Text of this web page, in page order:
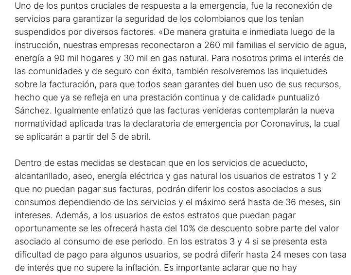
Uno de los puntos cruciales de respuesta a la emergencia, fue la reconexión de
servicios para garantizar la seguridad de los colombianos que los tenían
suspendidos por diversos factores. «De manera gratuita e inmediata luego de la
instrucción, nuestras empresas reconectaron a 260 mil familias el servicio de agua,
energía a 90 mil hogares y 30 mil en gas natural. Para nosotros prima el interés de
las comunidades y de seguro con éxito, también resolveremos las inquietudes
sobre la facturación, para que todos sean garantes del buen uso de sus recursos,
hecho que ya se refleja en una prestación continua y de calidad» puntualizó
Sánchez. Igualmente enfatizó que las facturas venideras contemplarán la nueva
normatividad aplicada tras la declaratoria de emergencia por Coronavirus, la cual
se aplicarán a partir del 5 de abril.
Dentro de estas medidas se destacan que en los servicios de acueducto,
alcantarillado, aseo, energía eléctrica y gas natural los usuarios de estratos 1 y 2
que no puedan pagar sus facturas, podrán diferir los costos asociados a sus
consumos dependiendo de los servicios y el máximo será hasta de 36 meses, sin
intereses. Además, a los usuarios de estos estratos que puedan pagar
oportunamente se les ofrecerá hasta del 10% de descuento sobre parte del valor
asociado al consumo de ese periodo. En los estratos 3 y 4 si se presenta esta
dificultad de pago para algunos usuarios, se podrá diferir hasta 24 meses con tasa
de interés que no supere la inflación. Es importante aclarar que no hay